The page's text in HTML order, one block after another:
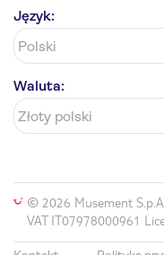
Język:
Waluta:
© 2026 Musement
VAT IT07978000961